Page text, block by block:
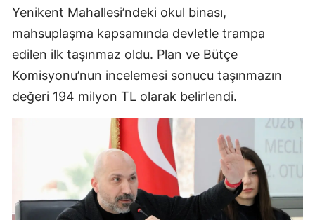
Yenikent Mahallesi’ndeki okul binası,
mahsuplaşma kapsamında devletle trampa
edilen ilk taşınmaz oldu. Plan ve Bütçe
Komisyonu’nun incelemesi sonucu taşınmazın
değeri 194 milyon TL olarak belirlendi.